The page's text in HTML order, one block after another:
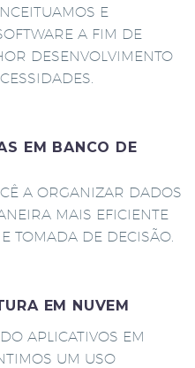
E
A FIM DE
DESENVOLVIMENTO
EM BANCO DE
A ORGANIZAR DADOS
MAIS EFICIENTE
TOMADA DE DECISÃO.
EM NUVEM
APLICATIVOS EM
UM USO